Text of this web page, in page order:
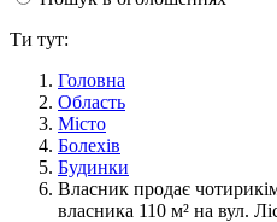
Ти тут:
Головна
Область
Місто
Болехів
Будинки
Власник продає
власника 110 м² на вул.